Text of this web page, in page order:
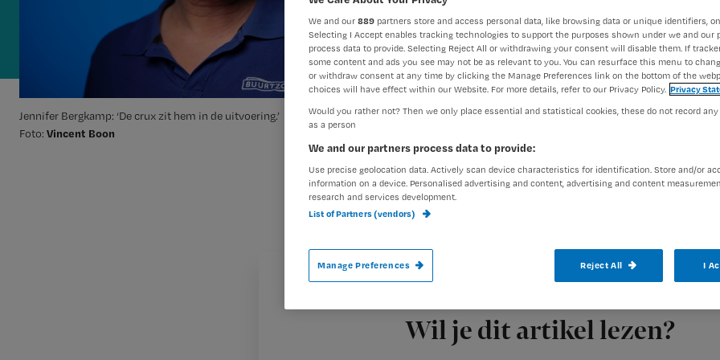
Jennifer Bergkamp: ‘De crux zit hem in de uitvoering.’
Foto: Vincent Boon
Auteur:Jennifer Bergkamp26
Wil je dit artikel lezen?
Het was een bewogen jaar. Voor de
Het leek alsof niemand zijn vingers wil
iets te veranderen.
Dit jaar mocht
We and our 889 partners store and access personal data, like browsing data or unique identifiers,
Selecting I Accept enables tracking technologies to support the purposes shown under we and our
process data to provide. Selecting Reject All or withdrawing your consent will disable them. If
some content and ads you see may not be as relevant to you. You can resurface this menu to
or withdraw consent at any time by clicking the Manage Preferences link on the bottom of the
choices will have effect within our Website. For more details, refer to our Privacy Policy. Privacy
Would you rather not? Then we only place essential and statistical cookies, these do not record
as a person
We and our partners process data to provide:
Use precise geolocation data. Actively scan device characteristics for identification. Store and/or
information on a device. Personalised advertising and content, advertising and content
research and services development.
List of Partners (vendors)
Manage Preferences Reject All I